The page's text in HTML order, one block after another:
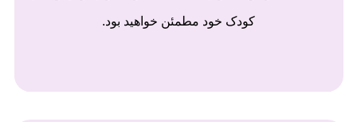
کودک خود مطمئن خواهید بود.